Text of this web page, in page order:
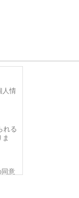
人情
れる
同意
あ